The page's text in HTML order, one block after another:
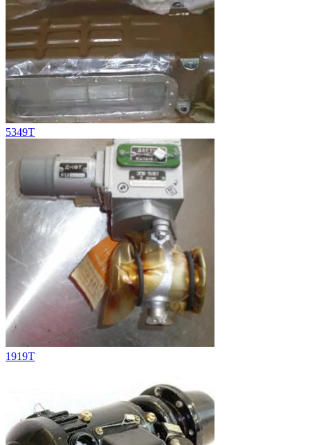
5349Т
1919T